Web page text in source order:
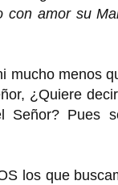
amor su
mucho menos
¿Quiere
Señor? Pues
los que